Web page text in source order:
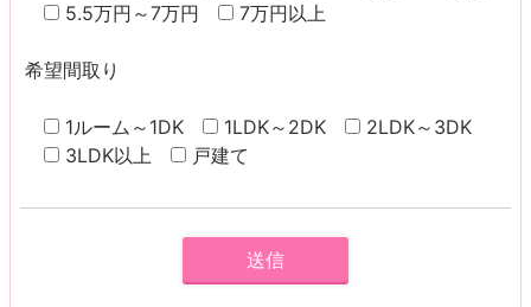
5.5万円～7万円
7万円以上
希望間取り
1ルーム～1DK 1LDK～2DK
2LDK～3DK
3LDK以上
戸建て